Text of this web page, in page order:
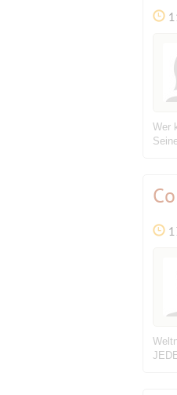
Wer